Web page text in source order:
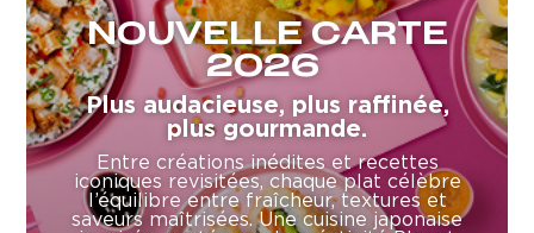
NOUVELLE CARTE
2026
Plus audacieuse, plus raffinée,
plus gourmande.
Entre créations inédites et recettes
iconiques revisitées, chaque plat célèbre
l’équilibre entre fraîcheur, textures et
saveurs maîtrisées. Une cuisine japonaise